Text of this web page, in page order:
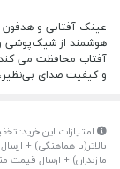
هوشمند از شیک‌پوشی و
آفتاب محافظت می کند
و کیفیت صدای
مازندران) + ارسال